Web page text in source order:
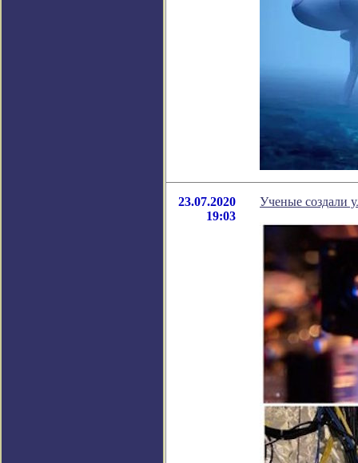
23.07.2020
19:03
Ученые создали